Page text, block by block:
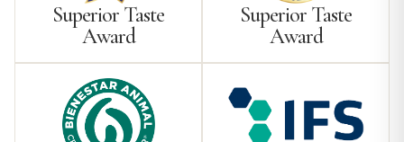
Superior Taste
Award
Superior Taste
Award